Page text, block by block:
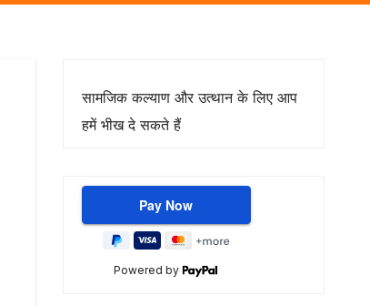
सामजिक कल्याण और उत्थान के लिए आप
हमें भीख दे सकते हैं
Powered by